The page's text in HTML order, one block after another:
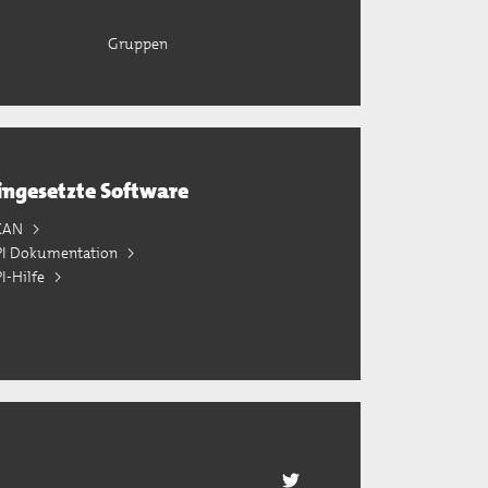
Gruppen
Software
Dokumentation
Hilfe